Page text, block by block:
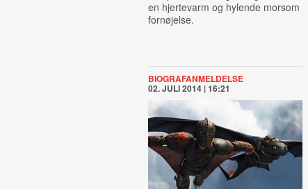
en hjertevarm og hylende morsom
fornøjelse.
BIOGRAFANMELDELSE
02. JULI 2014 | 16:21